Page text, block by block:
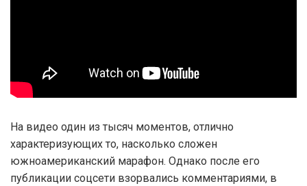
На видео один из тысяч моментов, отлично
характеризующих то, насколько сложен
южноамериканский марафон. Однако после его
публикации соцсети взорвались комментариями, в